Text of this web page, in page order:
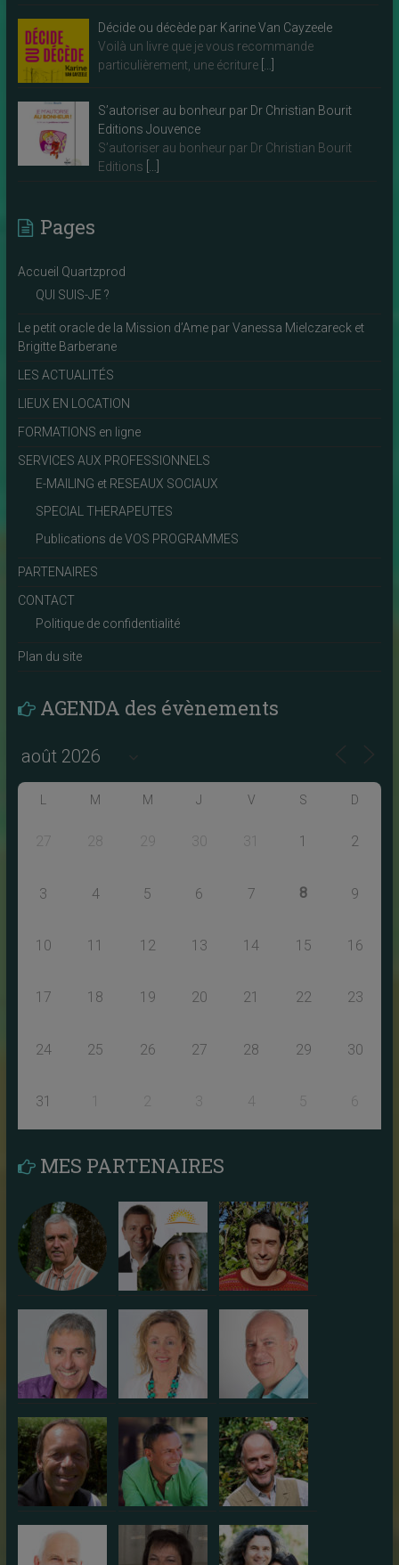
Décide ou décède par Karine Van Cayzeele
Voilà un livre que je vous recommande
particulièrement, une écriture […]
S’autoriser au bonheur par Dr Christian Bourit
Editions Jouvence
S’autoriser au bonheur par Dr Christian Bourit
Editions […]
Pages
Accueil Quartzprod
QUI SUIS-JE ?
Le petit oracle de la Mission d’Ame par Vanessa Mielczareck et
Brigitte Barberane
LES ACTUALITÉS
LIEUX EN LOCATION
FORMATIONS en ligne
SERVICES AUX PROFESSIONNELS
E-MAILING et RESEAUX SOCIAUX
SPECIAL THERAPEUTES
Publications de VOS PROGRAMMES
PARTENAIRES
CONTACT
Politique de confidentialité
Plan du site
AGENDA des évènements
L M M J V S D
27 28 29 30 31 1 2
3 4 5 6 7 8 9
10 11 12 13 14 15 16
17 18 19 20 21 22 23
24 25 26 27 28 29 30
31 1 2 3 4 5 6
MES PARTENAIRES